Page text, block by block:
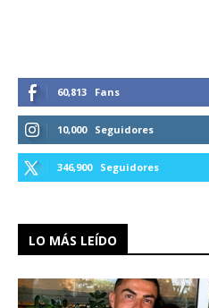
60,813 Fans
10,000 Seguidores
346,900 Seguidores
LO MÁS LEÍDO